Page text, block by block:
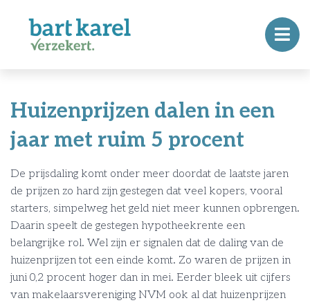
Huizenprijzen dalen in een
jaar met ruim 5 procent
De prijsdaling komt onder meer doordat de laatste jaren
de prijzen zo hard zijn gestegen dat veel kopers, vooral
starters, simpelweg het geld niet meer kunnen opbrengen.
Daarin speelt de gestegen hypotheekrente een
belangrijke rol. Wel zijn er signalen dat de daling van de
huizenprijzen tot een einde komt. Zo waren de prijzen in
juni 0,2 procent hoger dan in mei. Eerder bleek uit cijfers
van makelaarsvereniging NVM ook al dat huizenprijzen